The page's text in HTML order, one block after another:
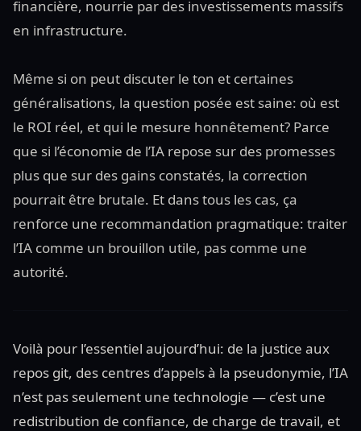
financière, nourrie par des investissements massifs
en infrastructure.
Même si on peut discuter le ton et certaines
généralisations, la question posée est saine: où est
le ROI réel, et qui le mesure honnêtement? Parce
que si l’économie de l’IA repose sur des promesses
plus que sur des gains constatés, la correction
pourrait être brutale. Et dans tous les cas, ça
renforce une recommandation pragmatique: traiter
l’IA comme un brouillon utile, pas comme une
autorité.
Voilà pour l’essentiel aujourd’hui: de la justice aux
repos git, des centres d’appels à la pseudonymie, l’IA
n’est pas seulement une technologie — c’est une
redistribution de confiance, de charge de travail, et